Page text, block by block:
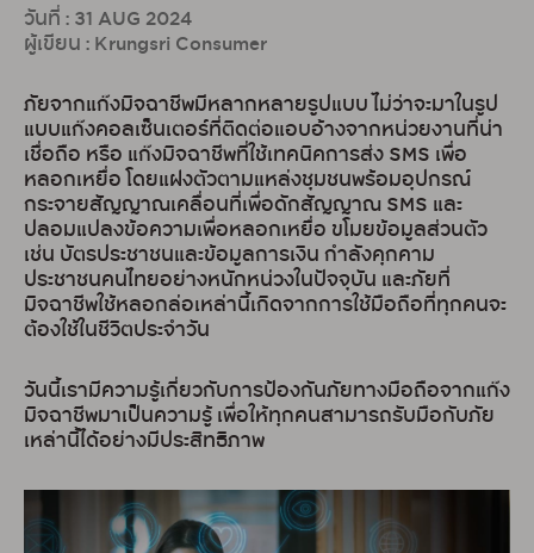
วันที่ : 31 AUG 2024
ผู้เขียน : Krungsri Consumer
ภัยจากแก๊งมิจฉาชีพมีหลากหลายรูปแบบ ไม่ว่าจะมาในรูป
แบบแก๊งคอลเซ็นเตอร์ที่ติดต่อแอบอ้างจากหน่วยงานที่น่า
เชื่อถือ หรือ แก๊งมิจฉาชีพที่ใช้เทคนิคการส่ง SMS เพื่อ
หลอกเหยื่อ โดยแฝงตัวตามแหล่งชุมชนพร้อมอุปกรณ์
กระจายสัญญาณเคลื่อนที่เพื่อดักสัญญาณ SMS และ
ปลอมแปลงข้อความเพื่อหลอกเหยื่อ ขโมยข้อมูลส่วนตัว
เช่น บัตรประชาชนและข้อมูลการเงิน กำลังคุกคาม
ประชาชนคนไทยอย่างหนักหน่วงในปัจจุบัน และภัยที่
มิจฉาชีพใช้หลอกล่อเหล่านี้เกิดจากการใช้มือถือที่ทุกคนจะ
ต้องใช้ในชีวิตประจำวัน
วันนี้เรามีความรู้เกี่ยวกับการป้องกันภัยทางมือถือจากแก๊ง
มิจฉาชีพมาเป็นความรู้ เพื่อให้ทุกคนสามารถรับมือกับภัย
เหล่านี้ได้อย่างมีประสิทธิภาพ